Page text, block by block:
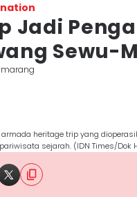
Jadi
Sewu-
heritage trip yang
sejarah. (IDN Times/Dok